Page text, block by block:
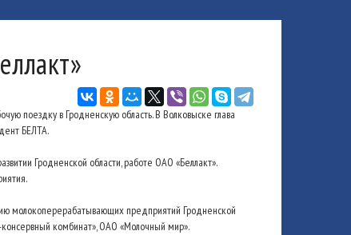
поездку в Гродненскую область. В Волковыске глава
БЕЛТА.
Гродненской области, работе ОАО «Беллакт».
молокоперерабатывающих предприятий Гродненской
комбинат», ОАО «Молочный мир».